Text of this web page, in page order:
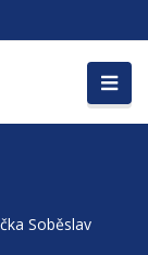
Soběslav